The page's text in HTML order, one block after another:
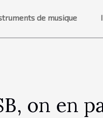
de musique
on en